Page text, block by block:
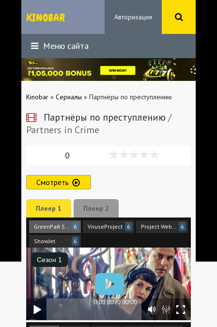
Авторизация
Меню сайта
Kinobar » Сериалы » Партнёры по преступлению
Партнёры по преступлению /
Partners in Crime
0
Смотреть
Плеер 1 Плеер 2
6 ViruseProject 6
6
ShowJet
6